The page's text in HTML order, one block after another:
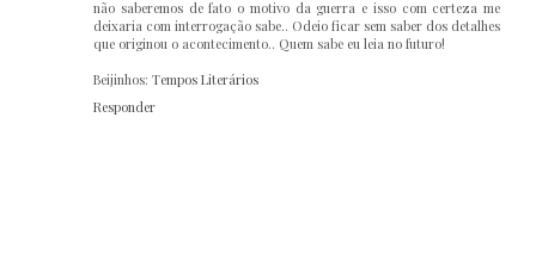
não saberemos de fato o motivo da guerra e isso com certeza me
deixaria com interrogação sabe.. Odeio ficar sem saber dos detalhes
que originou o acontecimento.. Quem sabe eu leia no futuro!
Beijinhos: Tempos Literários
Responder